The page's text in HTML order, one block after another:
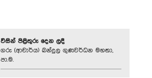
විසින් පිළිතුරු දෙන ලදී
ගරු (ආචාර්ය) බන්දුල ගුණවර්ධන මහතා,
පා.ම.